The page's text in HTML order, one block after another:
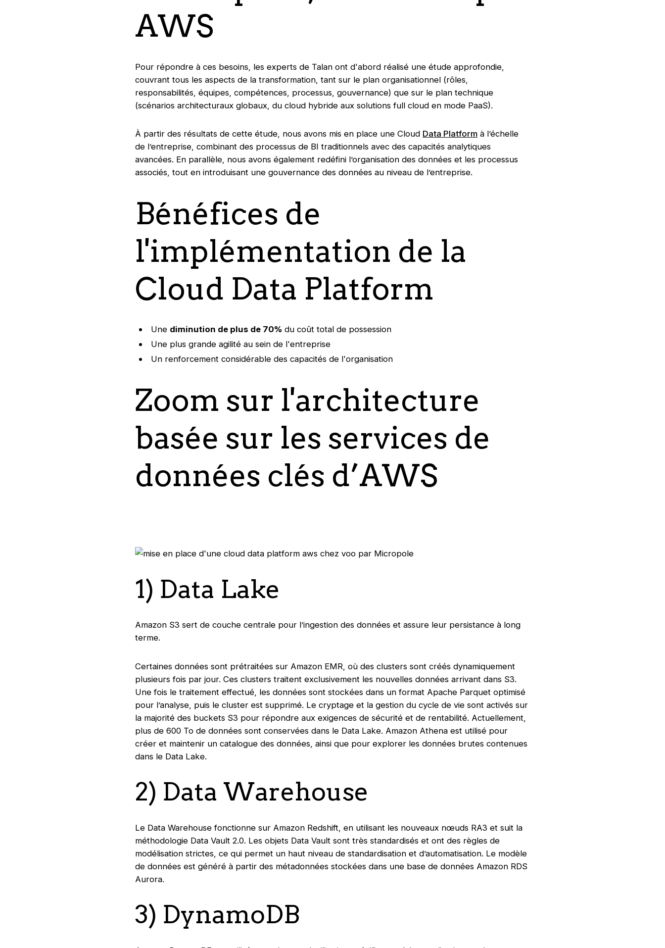
AWS
Pour répondre à ces besoins, les experts de Talan ont d'abord réalisé une étude approfondie,
couvrant tous les aspects de la transformation, tant sur le plan organisationnel (rôles,
responsabilités, équipes, compétences, processus, gouvernance) que sur le plan technique
(scénarios architecturaux globaux, du cloud hybride aux solutions full cloud en mode PaaS).
À partir des résultats de cette étude, nous avons mis en place une Cloud Data Platform à l’échelle
de l’entreprise, combinant des processus de BI traditionnels avec des capacités analytiques
avancées. En parallèle, nous avons également redéfini l’organisation des données et les processus
associés, tout en introduisant une gouvernance des données au niveau de l’entreprise.
Bénéfices de
l'implémentation de la
Cloud Data Platform
Une diminution de plus de 70% du coût total de possession
Une plus grande agilité au sein de l'entreprise
Un renforcement considérable des capacités de l'organisation
Zoom sur l'architecture
basée sur les services de
données clés d’AWS
1) Data Lake
Amazon S3 sert de couche centrale pour l’ingestion des données et assure leur persistance à long
terme.
Certaines données sont prétraitées sur Amazon EMR, où des clusters sont créés dynamiquement
plusieurs fois par jour. Ces clusters traitent exclusivement les nouvelles données arrivant dans S3.
Une fois le traitement effectué, les données sont stockées dans un format Apache Parquet optimisé
pour l’analyse, puis le cluster est supprimé. Le cryptage et la gestion du cycle de vie sont activés sur
la majorité des buckets S3 pour répondre aux exigences de sécurité et de rentabilité. Actuellement,
plus de 600 To de données sont conservées dans le Data Lake. Amazon Athena est utilisé pour
créer et maintenir un catalogue des données, ainsi que pour explorer les données brutes contenues
dans le Data Lake.
2) Data Warehouse
Le Data Warehouse fonctionne sur Amazon Redshift, en utilisant les nouveaux nœuds RA3 et suit la
méthodologie Data Vault 2.0. Les objets Data Vault sont très standardisés et ont des règles de
modélisation strictes, ce qui permet un haut niveau de standardisation et d’automatisation. Le modèle
de données est généré à partir des métadonnées stockées dans une base de données Amazon RDS
Aurora.
3) DynamoDB